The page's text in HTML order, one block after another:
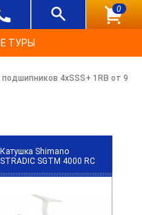
0
ТУРЫ
4хSSS+ 1RB от 9
Катушка Shimano
STRADIC SGTM 4000 RC